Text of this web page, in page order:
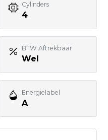
Cylinders
4
BTW Aftrekbaar
Wel
Energielabel
A